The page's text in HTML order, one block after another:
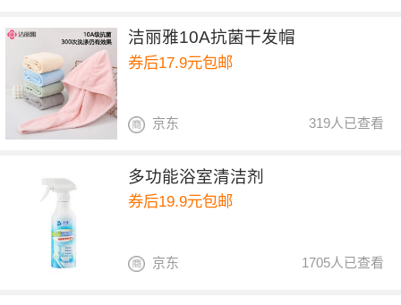
洁丽雅10A抗菌干发帽
券后17.9元包邮
319人已查看
京东
多功能浴室清洁剂
券后19.9元包邮
1705人已查看
京东